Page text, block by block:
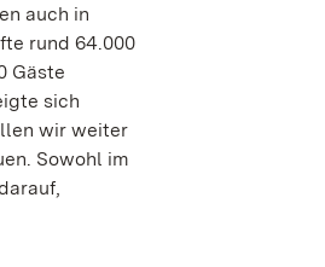
auch in
rund 64.000
Gäste
sich
wir weiter
Sowohl im